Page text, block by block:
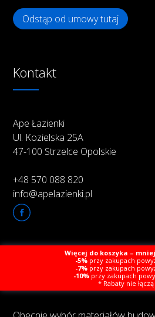
Odstąp od umowy tutaj
Kontakt
Ape Łazienki
Ul. Kozielska 25A
47-100 Strzelce Opolskie
+48 570 088 820
info@apelazienki.pl
Więcej do koszyka –
-5% przy zakupach
-7% przy zakupach
-10% przy zakupach
* Rabaty nie łączą